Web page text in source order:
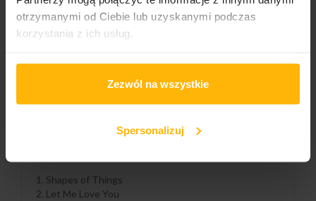
otrzymanymi od Ciebie lub uzyskanymi podczas
korzystania z ich usług.
Zezwól na wszystkie
Spersonalizuj
SZCZEGÓŁY PRODUKTU
1. Shapes of Things
2. Let Me Love You